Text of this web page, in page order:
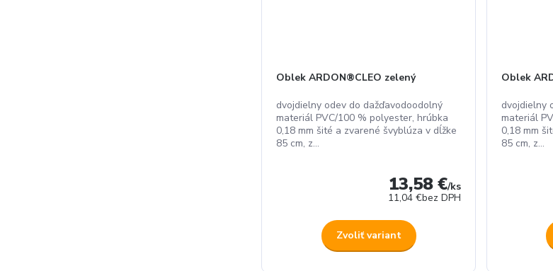
Oblek ARDON®CLEO zelený
dvojdielny odev do dažďavodoodolný
materiál PVC/100 % polyester, hrúbka
0,18 mm šité a zvarené švyblúza v dĺžke
85 cm, z...
13,58 €/ks
11,04 €bez DPH
Zvoliť variant
Oblek
dvojdielny
materiál
0,18 mm
85 cm, z...